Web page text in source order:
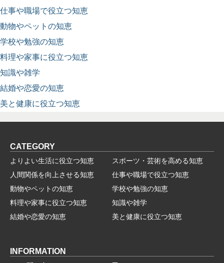
仕事や職場で役立つ知恵
動物やペットの知恵
学校や勉強の知恵
料理や家事に役立つ知恵
知識や雑学
結婚や恋愛の知恵
美と健康に役立つ知恵
CATEGORY
よりよい生活に役立つ知恵
スポーツ・芸術を高める知恵
人間関係を向上させる知恵
仕事や職場で役立つ知恵
動物やペットの知恵
学校や勉強の知恵
料理や家事に役立つ知恵
知識や雑学
結婚や恋愛の知恵
美と健康に役立つ知恵
INFORMATION